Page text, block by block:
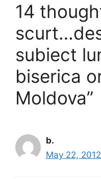
14
subiect
biserica
Moldova”
b.
May 22,